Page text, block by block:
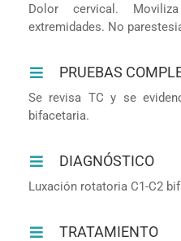
Dolor cervical.
extremidades. No
PRUEBAS
Se revisa TC y se
bifacetaria.
DIAGNÓSTICO
Luxación rotatoria C1-C2
TRATAMIENTO